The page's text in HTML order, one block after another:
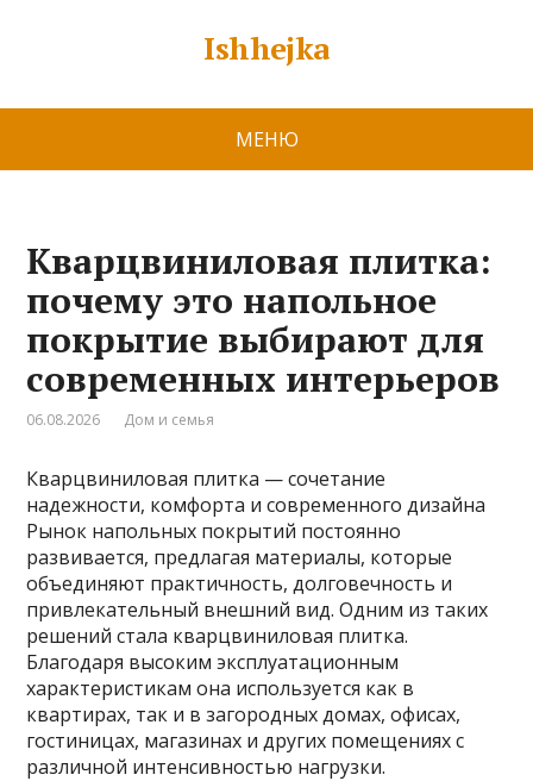
Ishhejka
МЕНЮ
Кварцвиниловая плитка:
почему это напольное
покрытие выбирают для
современных интерьеров
06.08.2026 Дом и семья
Кварцвиниловая плитка — сочетание
надежности, комфорта и современного дизайна
Рынок напольных покрытий постоянно
развивается, предлагая материалы, которые
объединяют практичность, долговечность и
привлекательный внешний вид. Одним из таких
решений стала кварцвиниловая плитка.
Благодаря высоким эксплуатационным
характеристикам она используется как в
квартирах, так и в загородных домах, офисах,
гостиницах, магазинах и других помещениях с
различной интенсивностью нагрузки.